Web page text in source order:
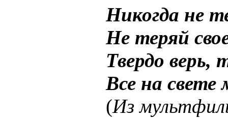
Никогда не
Не теряй
Твердо верь,
Все на
(Из